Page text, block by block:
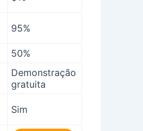
95%
50%
Demonstração
gratuita
Sim